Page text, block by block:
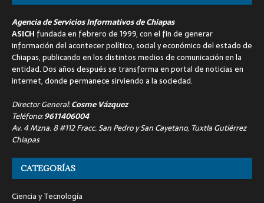
Agencia de Servicios Informativos de Chiapas
ASICH fundada en febrero de 1999, con el fin de generar
información del acontecer político, social y económico del estado de
Chiapas, publicando en los distintos medios de comunicación en la
entidad. Dos años después se transforma en portal de noticias en
internet, donde permanece sirviendo a la sociedad.
Director General:Cosme Vázquez
Teléfono:9611406004
Av. 4 Mzna. 8 #112 Fracc. San Pedro y San Cayetano, Tuxtla Gutiérrez
Chiapas
CATEGORÍAS
Ciencia y Tecnología